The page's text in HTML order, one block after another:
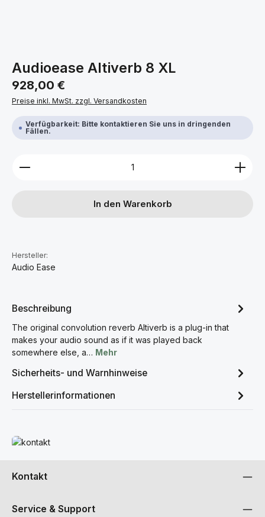
Audioease Altiverb 8 XL
Regulärer Preis:
928,00 €
Preise inkl. MwSt. zzgl. Versandkosten
Verfügbarkeit: Bitte kontaktieren Sie uns in dringenden
Fällen.
Produkt Anzahl: Gib den gewünschten Wert ein
In den Warenkorb
Hersteller:
Audio Ease
Beschreibung
The original convolution reverb Altiverb is a plug-in that
makes your audio sound as if it was played back
somewhere else, a… Mehr
Sicherheits- und Warnhinweise
Herstellerinformationen
Mehr erfahren
Kontakt
Service & Support